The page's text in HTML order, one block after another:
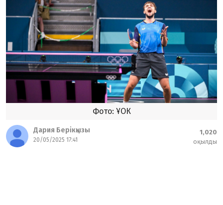
Фото: ҰОК
Дария Берікқызы
20/05/2025 17:41
1,020
оқылды